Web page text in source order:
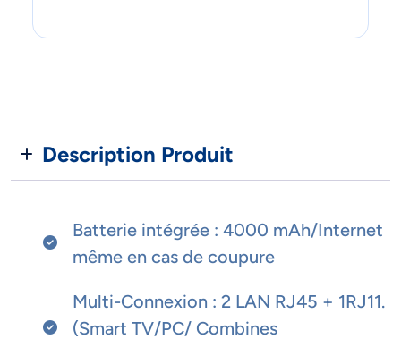
Description Produit
Batterie intégrée : 4000 mAh/Internet
même en cas de coupure
Multi-Connexion : 2 LAN RJ45 + 1RJ11.
(Smart TV/PC/ Combines